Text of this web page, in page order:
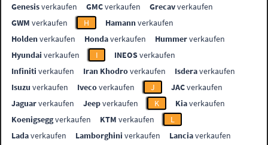
Genesisverkaufen GMCverkaufen Grecavverkaufen
GWM verkaufen H Hamannverkaufen
Holdenverkaufen Hondaverkaufen Hummerverkaufen
Hyundai verkaufen I INEOSverkaufen
Infiniti verkaufen Iran Khodroverkaufen Isderaverkaufen
Isuzu verkaufen Ivecoverkaufen J JACverkaufen
Jaguarverkaufen Jeepverkaufen K Kiaverkaufen
Koenigseggverkaufen KTM verkaufen
L
Ladaverkaufen Lamborghini verkaufen Lanciaverkaufen